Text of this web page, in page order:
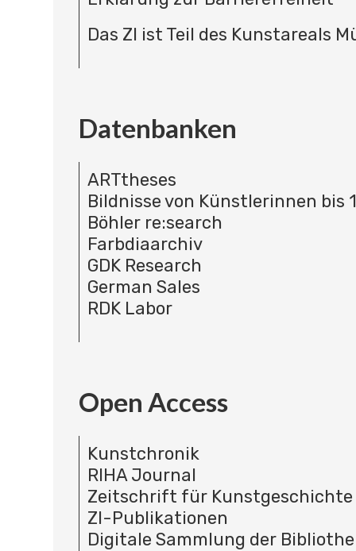
Das ZI ist Teil des Kunstareals
Datenbanken
ARTtheses
Bildnisse von Künstlerinnen bis
Böhler re:search
Farbdiaarchiv
GDK Research
German Sales
RDK Labor
Open Access
Kunstchronik
RIHA Journal
Zeitschrift für Kunstgeschichte
ZI-Publikationen
Digitale Sammlung der